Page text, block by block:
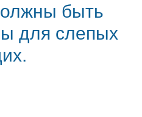
быть
для слепых